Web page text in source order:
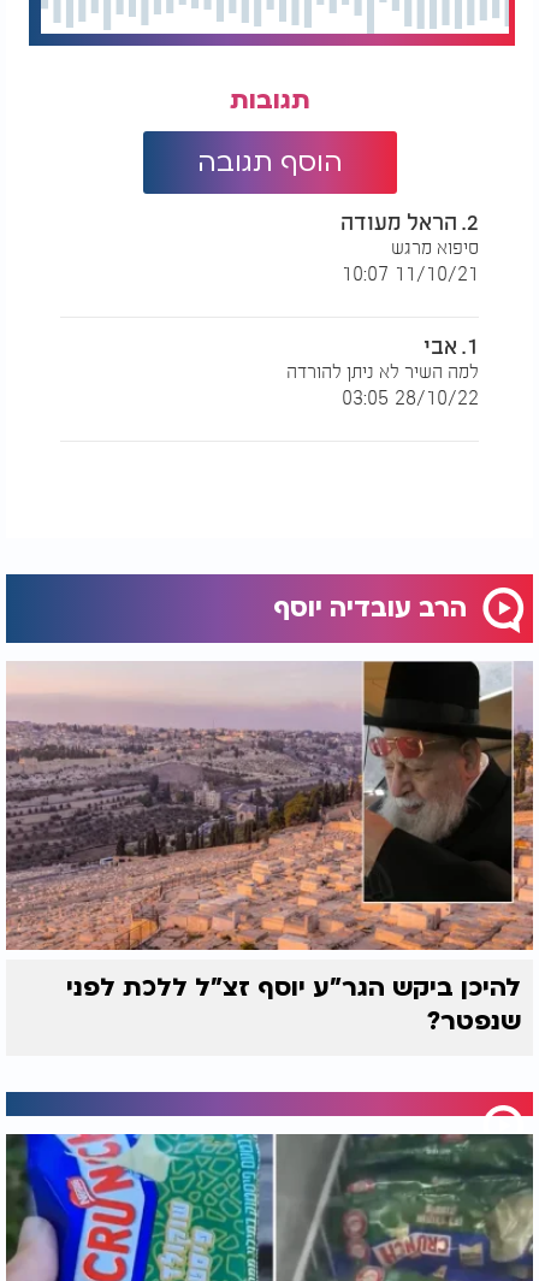
העיד מרן עובדיה יוסף זצוק"ל על יהודי שפעם אחת
עובדיה יוסף השפיע על בעל אופנוע שחזר בתשובה
מדרשה אחת בלבד, הוקם בית של תורה
לדורות (באדיבות מחבר הספר 'מעדני המלך').
מכאן רואים אחים יקרים ואהובים, כי מעבר לכך שכתב
54 ספרים לזכות את עם ישראל, ועוד כתבי יד רבים הוא
גם קירב וראה בכל יהודי אור של ממש.
מאהבה. הוא היה למען תורתנו הקדושה 'כי היא חייך
ואורך ימיך'.
הצב"י ארז קדוסי.
תגובות
הוסף תגובה
2. הראל מעודה
סיפוא מרגש
11/10/21 10:07
1. אבי
למה השיר לא ניתן להורדה
28/10/22 03:05
הרב עובדיה יוסף
להיכן ביקש הגר"ע יוסף זצ"ל ללכת לפני
שנפטר?